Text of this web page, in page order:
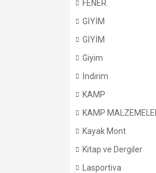
FENER
GİYİM
GİYİM
Giyim
İndirim
KAMP
KAMP
Kayak Mont
Kitap ve Dergiler
Lasportiva